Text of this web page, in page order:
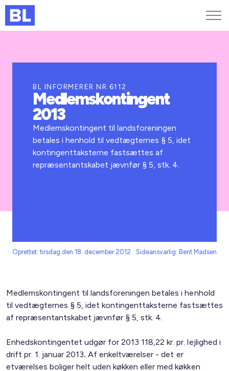
Kurser og arrangementer
Jobportalen
BL INFORMERER NR.6112
Medlemskontingent
2013
Medlemskontingent til landsforeningen
betales i henhold til vedtægternes § 5, idet
kontingenttaksterne fastsættes af
repræsentantskabet jævnfør § 5, stk. 4.
Oprettet: tirsdag den 18. december 2012 Sideansvarlig: Bent Madsen
Medlemskontingent til landsforeningen betales i henhold
til vedtægternes § 5, idet kontingenttaksterne fastsættes
af repræsentantskabet jævnfør § 5, stk. 4.
Enhedskontingentet udgør for 2013 118,22 kr. pr. lejlighed i
drift pr. 1. januar 2013. Af enkeltværelser - det er
etværelses boliger helt uden køkken eller med køkken